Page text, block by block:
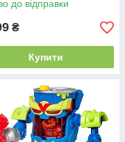
до відправки
₴
Купити